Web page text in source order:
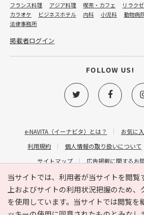
当サイトでは、利用者が当サイトを閲覧
上およびサイトの利用状況把握のため、
を使用しています。当サイトでは閲覧を
e-NAVITA（イーナビタ）とは？ お気に
利用規約
個人情報の取り扱いについて
サイトマップ
広告掲載に関するお
サイトの内容に関するお問い
フランス料理
アジア料理 喫茶・カフェ リラク
カラオケ
ビジネスホテル 内科 小児科 動物病
法律事務所
掲載者ログイン
FOLLOW US!